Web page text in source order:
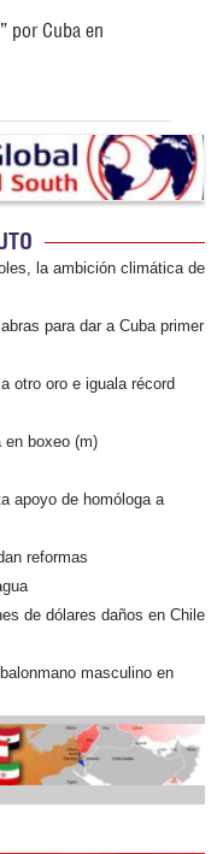
por Cuba en
la ambición climática de
para dar a Cuba primer
otro oro e iguala récord
en boxeo (m)
apoyo de homóloga a
reformas
de dólares daños en Chile
masculino en